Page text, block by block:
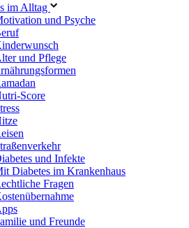
im Alltag
und Psyche
und Pflege
Score
und Infekte
Diabetes im Krankenhaus
Fragen
und Freunde